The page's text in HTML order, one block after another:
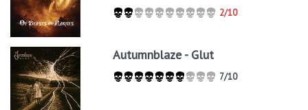
2/10
Autumnblaze - Glut
7/10